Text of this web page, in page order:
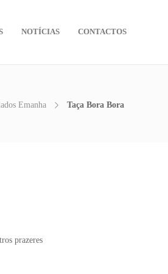
NOTÍCIAS CONTACTOS
Emanha Taça Bora Bora
prazeres